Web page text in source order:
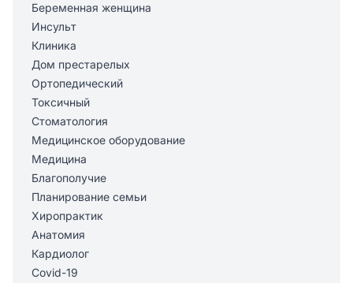
Беременная женщина
Инсульт
Клиника
Дом престарелых
Ортопедический
Токсичный
Стоматология
Медицинское оборудование
Медицина
Благополучие
Планирование семьи
Хиропрактик
Анатомия
Кардиолог
Covid-19